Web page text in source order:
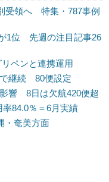
受領へ 特集・787事例
1位 先週の注目記事26
ペンと連携運用
で継続 80便設定
響 8日は欠航420便超
84.0％＝6月実績
・奄美方面